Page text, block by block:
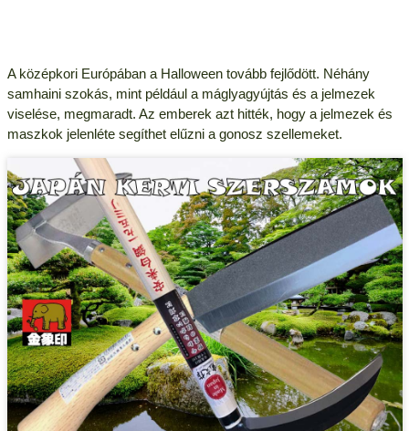
A középkori Európában a Halloween tovább fejlődött. Néhány
samhaini szokás, mint például a máglyagyújtás és a jelmezek
viselése, megmaradt. Az emberek azt hitték, hogy a jelmezek és
maszkok jelenléte segíthet elűzni a gonosz szellemeket.